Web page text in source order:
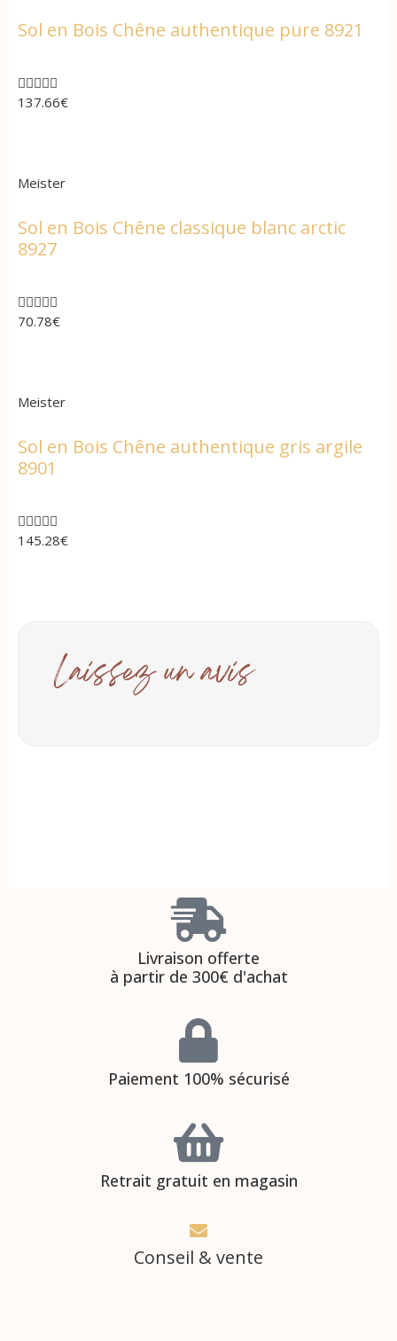
Sol en Bois Chêne authentique pure 8921

137.66€
Meister
Sol en Bois Chêne classique blanc arctic
8927

70.78€
Meister
Sol en Bois Chêne authentique gris argile
8901

145.28€
Laissez un avis
Livraison offerte
à partir de 300€ d'achat
Paiement 100% sécurisé
Retrait gratuit en magasin
Conseil & vente